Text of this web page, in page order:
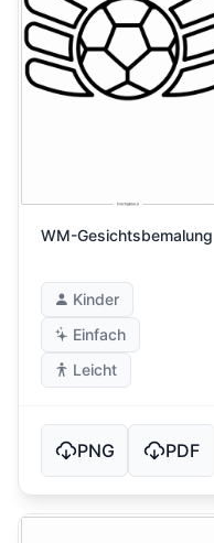
WM-Gesichtsbemalung
Kinder
Einfach
Leicht
PNG PDF